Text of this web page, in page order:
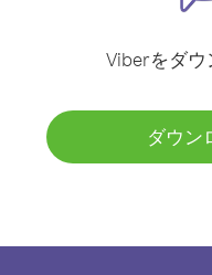
Viberをダウ
ダウン